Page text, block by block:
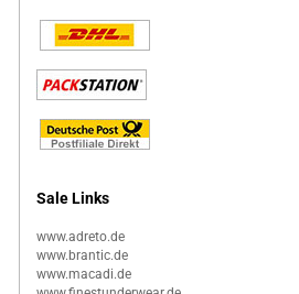
Sale Links
www.adreto.de
www.brantic.de
www.macadi.de